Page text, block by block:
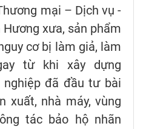
mại – Dịch vụ -
xưa, sản phẩm
cơ bị làm giả, làm
từ khi xây dựng
nghiệp đã đầu tư bài
xuất, nhà máy, vùng
tác bảo hộ nhãn